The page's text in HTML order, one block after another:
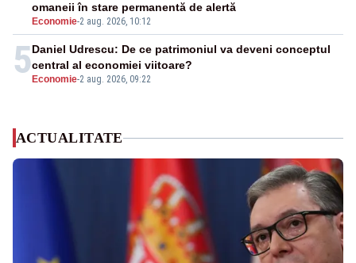
Economie-2 aug. 2026, 10:12
omaneii în stare permanentă de alertă
5 Economie-2 aug. 2026, 09:22
Daniel Udrescu: De ce patrimoniul va deveni conceptul
central al economiei viitoare?
ACTUALITATE